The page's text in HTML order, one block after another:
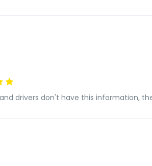
drivers don't have this information,